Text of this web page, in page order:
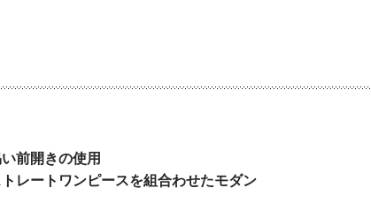
前開きの使用
レートワンピースを組合わせたモダン